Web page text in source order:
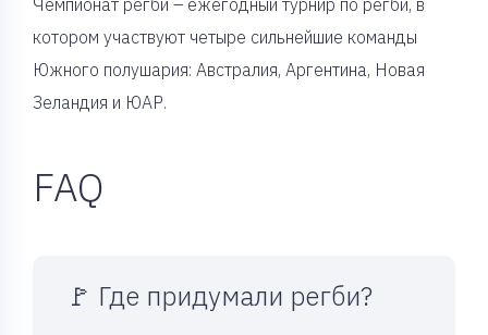
котором участвуют четыре сильнейшие команды
Южного полушария: Австралия, Аргентина, Новая
Зеландия и ЮАР.
FAQ
🚩 Где придумали регби?